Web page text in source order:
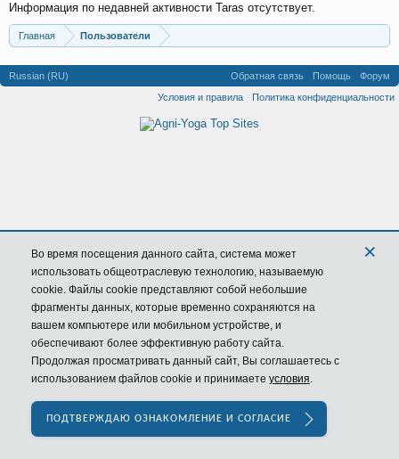
Информация по недавней активности Taras отсутствует.
Главная Пользователи
Russian (RU) Обратная связь Помощь
Форум
Условия и правила
Политика конфиденциальности
Во время посещения данного сайта, система может
использовать общеотраслевую технологию, называемую
cookie. Файлы cookie представляют собой небольшие
фрагменты данных, которые временно сохраняются на
вашем компьютере или мобильном устройстве, и
обеспечивают более эффективную работу сайта.
Продолжая просматривать данный сайт, Вы соглашаетесь с
использованием файлов cookie и принимаете условия.
×
ПОДТВЕРЖДАЮ ОЗНАКОМЛЕНИЕ И СОГЛАСИЕ